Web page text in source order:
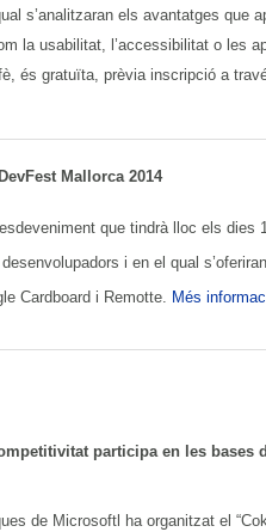
s’analitzaran els avantatges que
la usabilitat, l’accessibilitat o les
és gratuïta, prèvia inscripció a
Mallorca 2014
que tindrà lloc els dies
i en el qual
Cardboard i Remotte. Més
participa en les bases
de Microsoftl ha organitzat el